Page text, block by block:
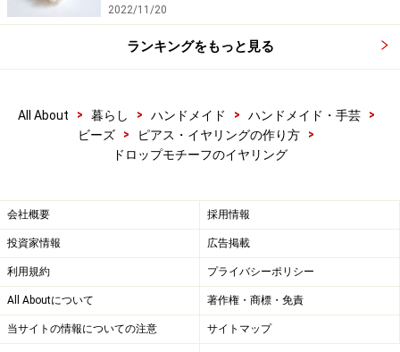
2022/11/20
ランキングをもっと見る
All About > 暮らし > ハンドメイド > ハンドメイド・手芸
>
ビーズ
> ピアス・イヤリングの作り方
>
ドロップモチーフのイヤリング
会社概要 採用情報
投資家情報 広告掲載
利用規約 プライバシーポリシー
All Aboutについて 著作権・商標・免責
当サイトの情報についての注意 サイトマップ